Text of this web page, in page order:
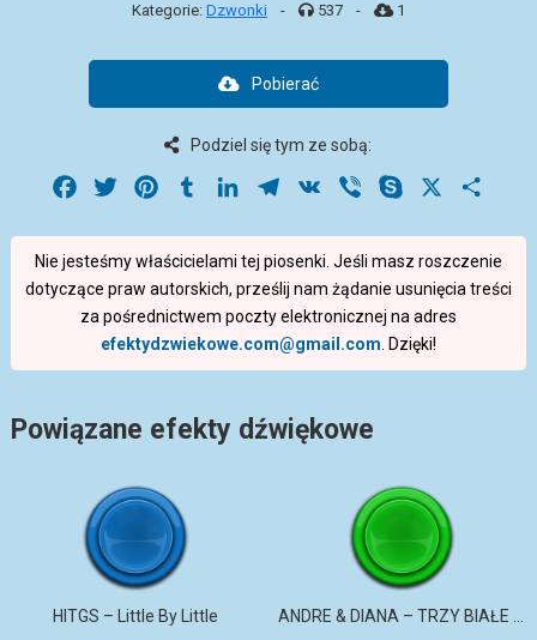
Kategorie: Dzwonki - 537 - 1
Pobierać
Podziel się tym ze sobą:
Facebook
Twitter PinterestTumblrLinkedInTelegram
VK Viber Skype
Nie jesteśmy właścicielami tej piosenki. Jeśli masz roszczenie
dotyczące praw autorskich, prześlij nam żądanie usunięcia treści
za pośrednictwem poczty elektronicznej na adres
efektydzwiekowe.com@gmail.com . Dzięki!
Powiązane efekty dźwiękowe
HITGS – Little By Little